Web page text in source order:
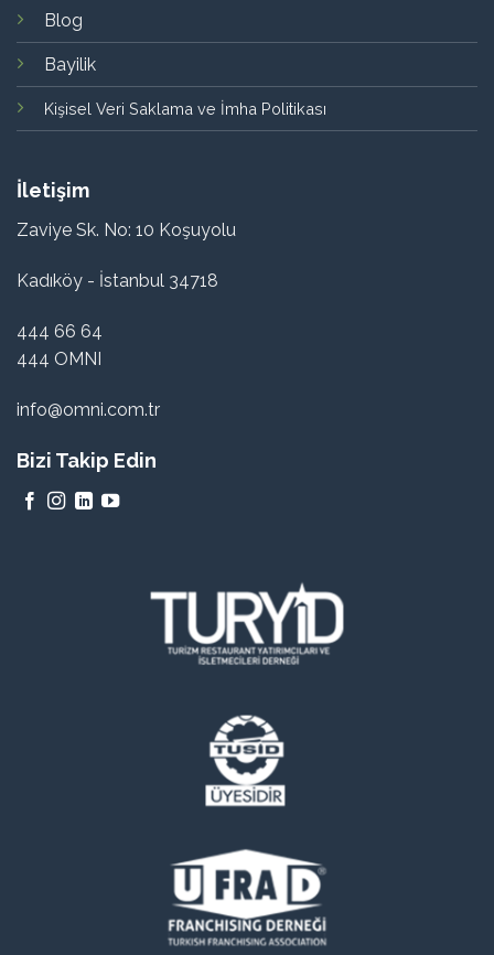
Blog
Bayilik
Kişisel Veri Saklama ve İmha Politikası
İletişim
Zaviye Sk. No: 10 Koşuyolu
Kadıköy - İstanbul 34718
444 66 64
444 OMNI
info@omni.com.tr
Bizi Takip Edin